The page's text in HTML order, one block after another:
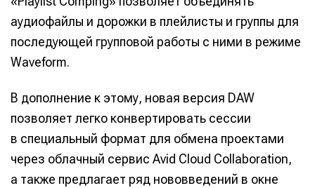
аудиофайлы и дорожки в плейлисты и группы для
последующей групповой работы с ними в режиме
Waveform.
В дополнение к этому, новая версия DAW
позволяет легко конвертировать сессии
в специальный формат для обмена проектами
через облачный сервис Avid Cloud Collaboration,
а также предлагает ряд нововведений в окне